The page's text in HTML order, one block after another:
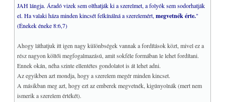
JAH lángja. Áradó vizek sem olthatják ki a szerelmet, a folyók sem sodorhatják
el. Ha valaki háza minden kincsét felkínálná a szerelemért,megvetnék érte."
(Énekek éneke 8:6,7)
Ahogy láthatjuk itt igen nagy különbségek vannak a fordítások közt, mivel ez a
rész nagyon költői megfogalmazású, amit sokféle formában le lehet fordítani.
Ennek okán, néha szinte ellentétes gondolatot is át lehet adni.
Az egyikben azt mondja, hogy a szerelem megér minden kincset.
A másikban meg azt, hogy ezt az emberek megvetnék, kigúnyolnák (mert nem
ismerik a szerelem értékét).